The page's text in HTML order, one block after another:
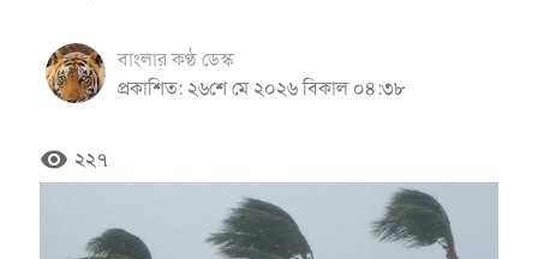
বাংলার কণ্ঠ ডেস্ক
প্রকাশিত: ২৬শে মে ২০২৬ বিকাল ০৪:৩৮
remove_red_eye ২২৭